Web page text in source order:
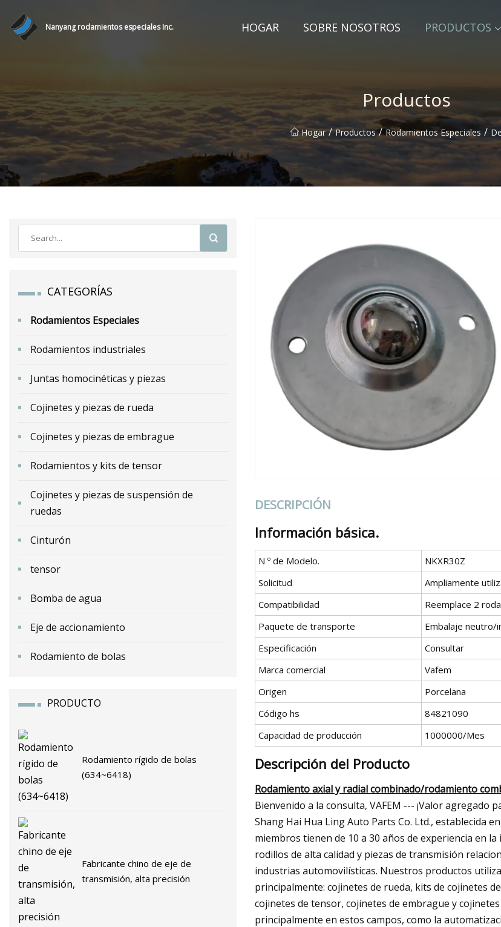
Nanyang rodamientos especiales Inc. HOGAR SOBRE NOSOTROS PRODUCTOS
Productos
Hogar / Productos / Rodamientos Especiales /
CATEGORÍAS
Rodamientos Especiales
Rodamientos industriales
Juntas homocinéticas y piezas
Cojinetes y piezas de rueda
Cojinetes y piezas de embrague
Rodamientos y kits de tensor
Cojinetes y piezas de suspensión de
ruedas
Cinturón
tensor
Bomba de agua
Eje de accionamiento
Rodamiento de bolas
PRODUCTO
Rodamiento rígido de bolas
(634~6418)
Fabricante chino de eje de
transmisión, alta precisión
DESCRIPCIÓN
Información básica.
N º de Modelo.
NKXR30Z
Solicitud
Ampliamente
Compatibilidad
Reemplace 2
Paquete de transporte
Embalaje neutro/
Especificación
Consultar
Marca comercial
Vafem
Origen
Porcelana
Código hs
84821090
Capacidad de producción
1000000/Mes
Descripción del Producto
Rodamiento axial y radial combinado/rodamiento
Bienvenido a la consulta, VAFEM --- ¡Valor agregado
Shang Hai Hua Ling Auto Parts Co. Ltd., establecida
miembros tienen de 10 a 30 años de experiencia en
rodillos de alta calidad y piezas de transmisión
industrias automovilísticas. Nuestros productos
principalmente: cojinetes de rueda, kits de cojinetes
cojinetes de tensor, cojinetes de embrague y
principalmente en estos campos, como la